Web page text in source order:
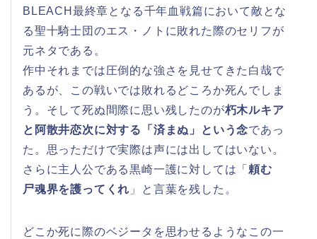
BLEACH最終章となる千年血戦篇において敵とな
る聖十騎士団のエス・ノトに敗れた際のセリフが
元ネタである。
作中それまでは圧倒的な強さを見せてきた白哉で
あるが、この戦いでは敗れるどころか死んでしま
う。そして死ぬ間際に思い残したのが朽木ルキア
と阿散井恋次に対する「済まぬ」という念であっ
た。思っただけで実際は声には出してはいない。
さらに主人公である黒崎一護に対しては「 頼む
尸魂界を護ってくれ 」と言葉を残した。
どこか死に際のベジータを思わせるようなこの一